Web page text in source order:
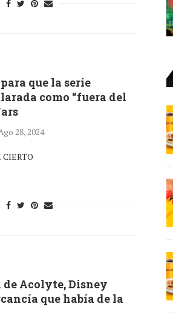
que la serie
como “fuera del
28, 2024
Acolyte, Disney
que había de la